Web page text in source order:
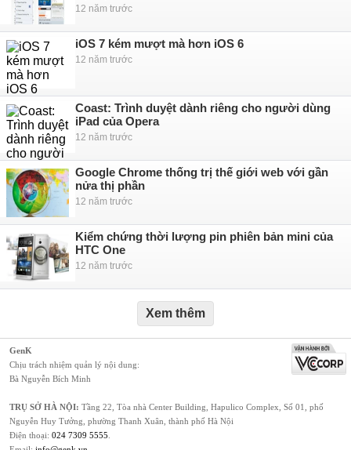
12 năm trước
iOS 7 kém mượt mà hơn iOS 6
12 năm trước
Coast: Trình duyệt dành riêng cho người dùng
iPad của Opera
12 năm trước
Google Chrome thống trị thế giới web với gần
nửa thị phần
12 năm trước
Kiểm chứng thời lượng pin phiên bản mini của
HTC One
12 năm trước
Xem thêm
GenK
Chịu trách nhiệm quản lý nội dung:
Bà Nguyễn Bích Minh
TRỤ SỞ HÀ NỘI: Tầng 22, Tòa nhà Center Building, Hapulico Complex, Số 01, phố
Nguyễn Huy Tưởng, phường Thanh Xuân, thành phố Hà Nội
Điện thoại: 024 7309 5555